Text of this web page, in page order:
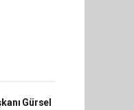
Gürsel